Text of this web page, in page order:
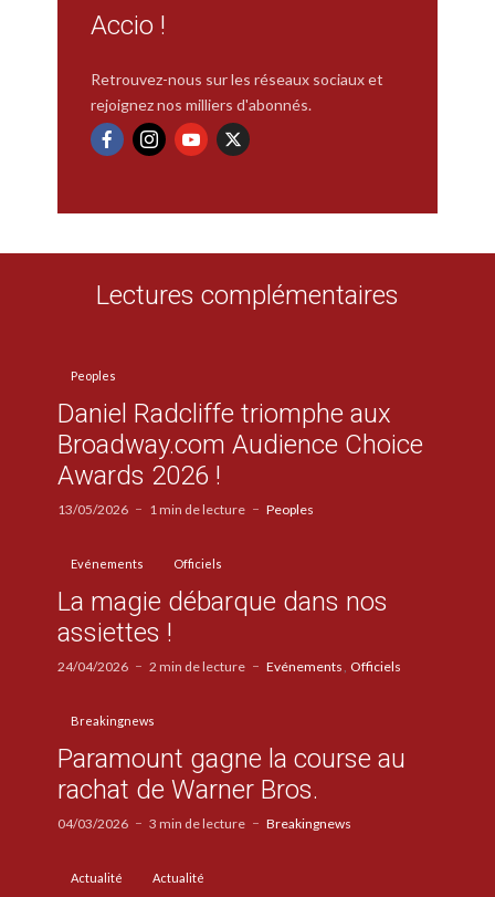
Accio !
Retrouvez-nous sur les réseaux sociaux et
rejoignez nos milliers d'abonnés.
Lectures complémentaires
Peoples
Daniel Radcliffe triomphe aux
Broadway.com Audience Choice
Awards 2026 !
13/05/2026 1 min de lecture Peoples
Evénements Officiels
La magie débarque dans nos
assiettes !
24/04/2026 2 min de lecture Evénements Officiels
Breakingnews
Paramount gagne la course au
rachat de Warner Bros.
04/03/2026 3 min de lecture Breakingnews
Actualité Actualité